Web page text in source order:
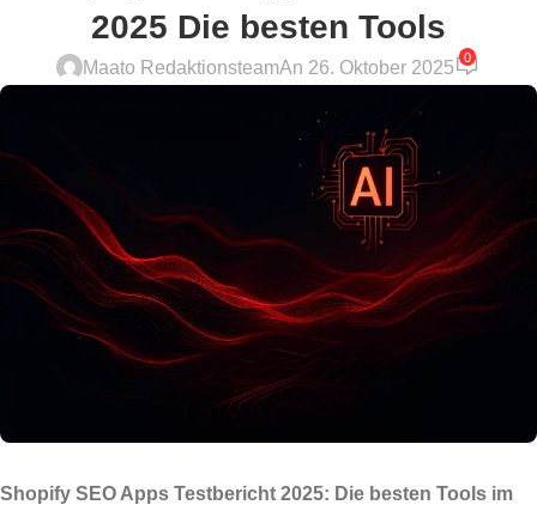
2025 Die besten Tools
Maato RedaktionsteamAn 26. Oktober 2025
0
Shopify SEO Apps Testbericht 2025: Die besten Tools im